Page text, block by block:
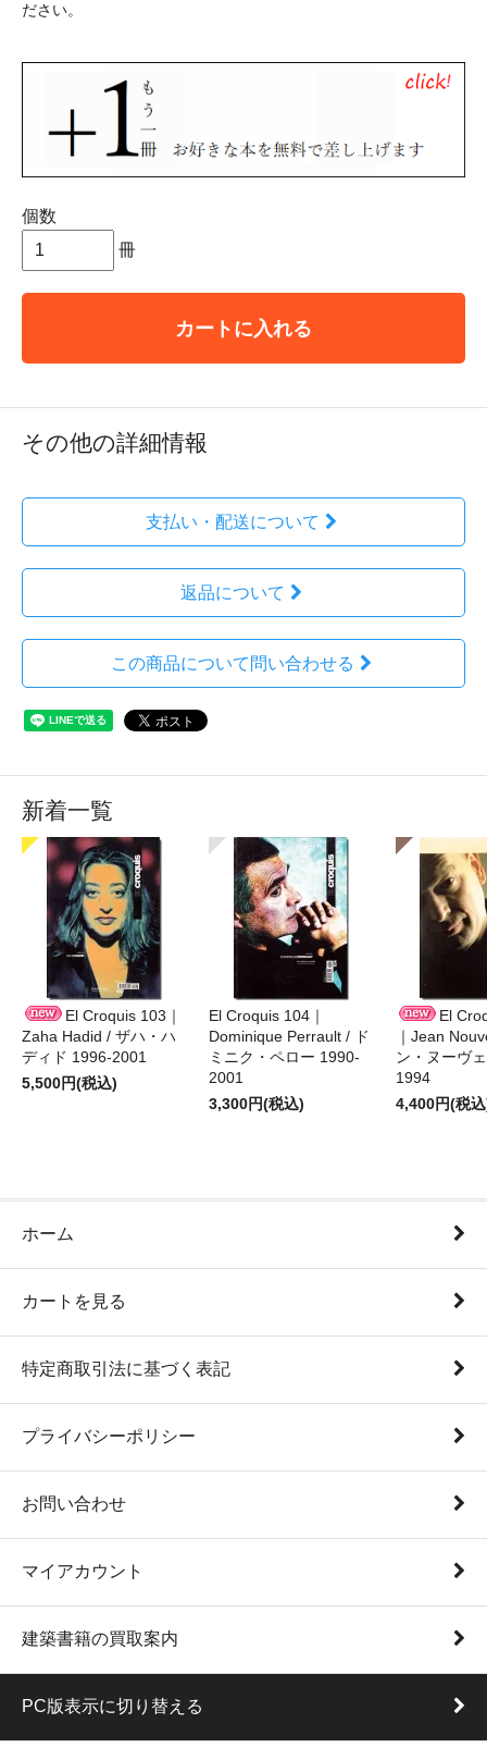
ださい。
個数
冊
カートに入れる
その他の詳細情報
支払い・配送について
返品について
この商品について問い合わせる
新着一覧
El Croquis 103｜
Zaha Hadid / ザハ・ハ
ディド 1996-2001
5,500円(税込)
El Croquis 104｜
Dominique Perrault / ド
ミニク・ペロー 1990-
2001
3,300円(税込)
El
｜Jean
ン・ヌーヴ
1994
4,400円(税
ホーム
カートを見る
特定商取引法に基づく表記
プライバシーポリシー
お問い合わせ
マイアカウント
建築書籍の買取案内
PC版表示に切り替える